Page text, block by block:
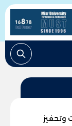
وتحفيز